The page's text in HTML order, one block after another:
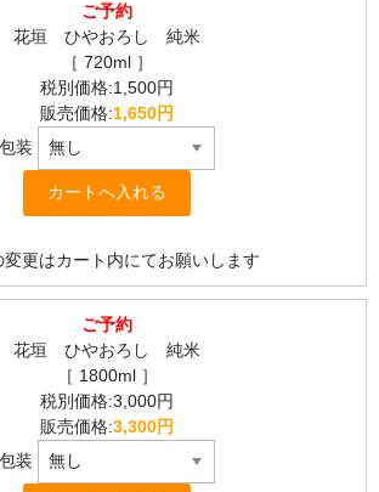
ご予約
花垣 ひやおろし 純米
［ 720ml ］
税別価格:1,500円
販売価格:1,650円
包装
変更はカート内にてお願いします
ご予約
花垣 ひやおろし 純米
［ 1800ml ］
税別価格:3,000円
販売価格:3,300円
包装